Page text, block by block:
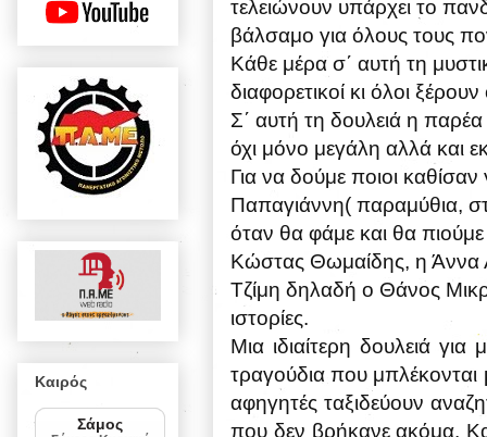
τελειώνουν υπάρχει το
βάλσαμο για όλους τους
Κάθε μέρα σ΄ αυτή τη
διαφορετικοί κι όλοι
Σ΄ αυτή τη δουλειά η
όχι μόνο μεγάλη αλλά και
Για να δούμε ποιοι
Παπαγιάννη( παραμύθια,
όταν θα φάμε και θα
Κώστας Θωμαίδης, η Άννα
Τζίμη δηλαδή ο Θάνος
ιστορίες.
Μια ιδιαίτερη δουλειά για
τραγούδια που
αφηγητές ταξιδεύουν
που δεν βρήκανε ακόμα.
Καιρός